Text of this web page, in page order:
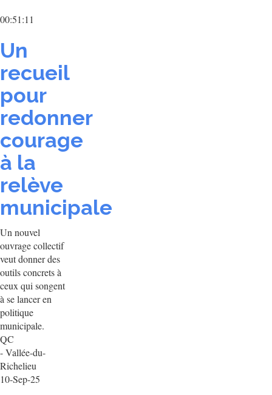
00:51:11
Un
recueil
pour
redonner
courage
à la
relève
municipale
Un nouvel
ouvrage collectif
veut donner des
outils concrets à
ceux qui songent
à se lancer en
politique
municipale.
QC
- Vallée-du-
Richelieu
10-Sep-25